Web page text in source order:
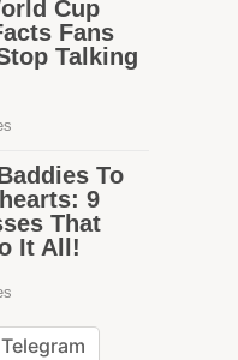
Telegram